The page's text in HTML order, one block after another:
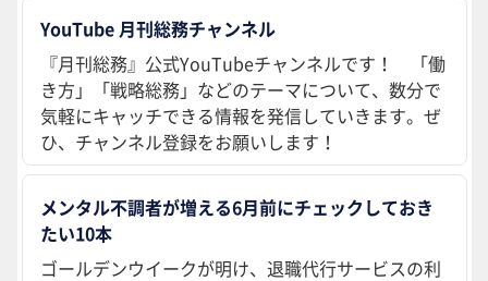
YouTube 月刊総務チャンネル
『月刊総務』公式YouTubeチャンネルです！ 「働
き方」「戦略総務」などのテーマについて、数分で
気軽にキャッチできる情報を発信していきます。ぜ
ひ、チャンネル登録をお願いします！
メンタル不調者が増える6月前にチェックしておき
たい10本
ゴールデンウイークが明け、退職代行サービスの利